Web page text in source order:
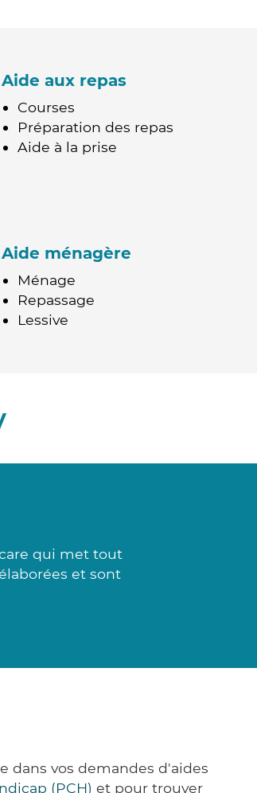
Aide aux repas
Courses
Préparation des repas
Aide à la prise
Aide ménagère
Ménage
Repassage
Lessive
qui met tout
et sont
dans vos demandes d'aides
(PCH) et pour trouver